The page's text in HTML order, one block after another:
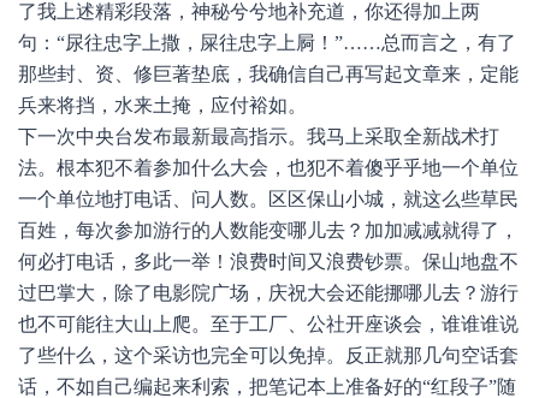
了我上述精彩段落，神秘兮兮地补充道，你还得加上两
句：“尿往忠字上撒，屎往忠字上屙！”……总而言之，有了
那些封、资、修巨著垫底，我确信自己再写起文章来，定能
兵来将挡，水来土掩，应付裕如。
下一次中央台发布最新最高指示。我马上采取全新战术打
法。根本犯不着参加什么大会，也犯不着傻乎乎地一个单位
一个单位地打电话、问人数。区区保山小城，就这么些草民
百姓，每次参加游行的人数能变哪儿去？加加减减就得了，
何必打电话，多此一举！浪费时间又浪费钞票。保山地盘不
过巴掌大，除了电影院广场，庆祝大会还能挪哪儿去？游行
也不可能往大山上爬。至于工厂、公社开座谈会，谁谁谁说
了些什么，这个采访也完全可以免掉。反正就那几句空话套
话，不如自己编起来利索，把笔记本上准备好的“红段子”随